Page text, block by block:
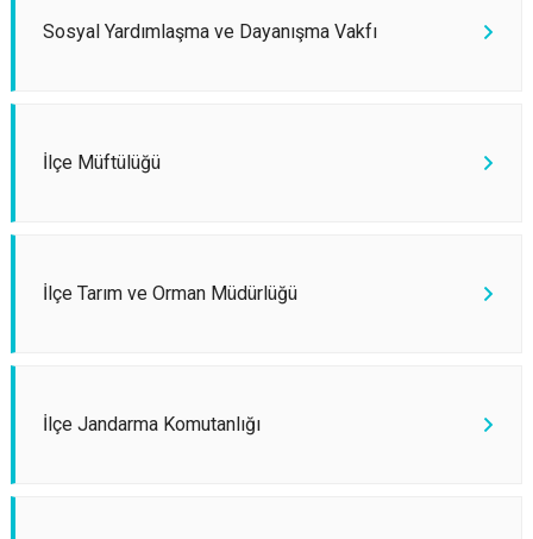
Sosyal Yardımlaşma ve Dayanışma Vakfı
İlçe Müftülüğü
İlçe Tarım ve Orman Müdürlüğü
İlçe Jandarma Komutanlığı